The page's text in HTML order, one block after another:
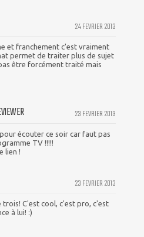
24 FEVRIER 2013
et franchement c'est vraiment
permet de traiter plus de sujet
être forcément traité mais
23 FEVRIER 2013
écouter ce soir car faut pas
TV !!!!!
lien !
23 FEVRIER 2013
trois! C'est cool, c'est pro, c'est
à lui! :)